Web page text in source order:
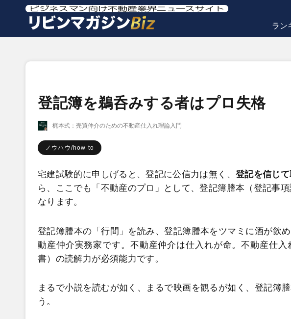
ラン
登記簿を鵜呑みする者はプロ失格
梶本式：売買仲介のための不動産仕入れ理論入門
ノウハウ/how to
宅建試験的に申しげると、登記に公信力は無く、 登記を信じ
ら、ここでも「不動産のプロ」として、登記簿謄本（登記事
なります。
登記簿謄本の「行間」を読み、登記簿謄本をツマミに酒が飲
動産仲介実務家です。不動産仲介は仕入れが命。不動産仕
書）の読解力が必須能力です。
まるで小説を読むが如く、まるで映画を観るが如く、登記簿
う。